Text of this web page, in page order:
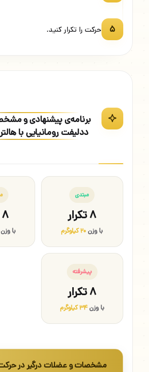
۵ حرکت را تکرار کنید.
برنامه‌ی پیشنهادی و
ددلیفت رومانیایی با
مبتدی
۸ تکرار
با وزن۲۰ کیلوگرم
۸ تکرار
با
پیشرفته
۸ تکرار
با وزن۳۴ کیلوگرم
مشخصات و عضلات درگیر در